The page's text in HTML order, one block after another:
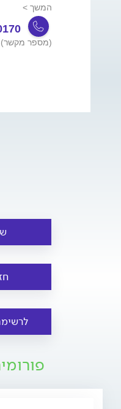
המשך >
(מספר מקשר)